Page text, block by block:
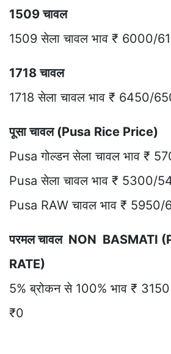
1509 चावल
1509 सेला चावल भाव ₹ 6000/
1718 चावल
1718 सेला चावल भाव ₹ 6450/
पूसा चावल (Pusa Rice Price)
Pusa गोल्डन सेला चावल भाव ₹
Pusa सेला चावल भाव ₹ 5300/
Pusa RAW चावल भाव ₹
परमल चावल NON BASMATI
RATE)
5% ब्रोकन से 100% भाव ₹
₹0